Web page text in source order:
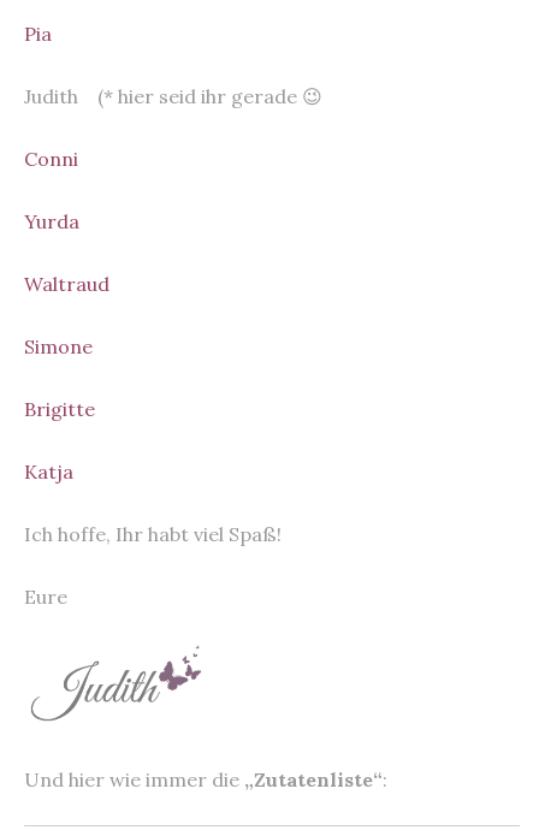
Pia
Judith (* hier seid ihr gerade 😉
Conni
Yurda
Waltraud
Simone
Brigitte
Katja
Ich hoffe, Ihr habt viel Spaß!
Eure
Und hier wie immer die „Zutatenliste“: